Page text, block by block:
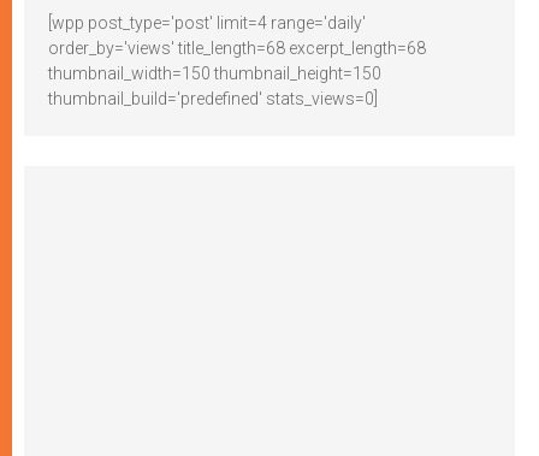
[wpp post_type='post' limit=4 range='daily'
order_by='views' title_length=68 excerpt_length=68
thumbnail_width=150 thumbnail_height=150
thumbnail_build='predefined' stats_views=0]